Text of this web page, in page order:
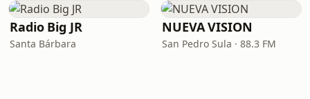
Radio Big JR
Santa Bárbara
NUEVA VISION
San Pedro Sula · 88.3 FM